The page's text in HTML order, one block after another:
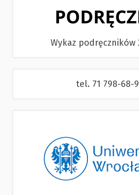
Wykaz podręczników
tel. 71 798-68-